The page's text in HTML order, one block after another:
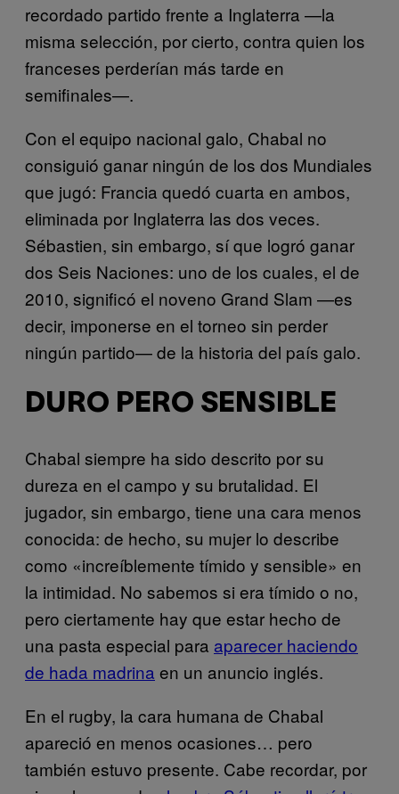
recordado partido frente a Inglaterra —la
misma selección, por cierto, contra quien los
franceses perderían más tarde en
semifinales—.
Con el equipo nacional galo, Chabal no
consiguió ganar ningún de los dos Mundiales
que jugó: Francia quedó cuarta en ambos,
eliminada por Inglaterra las dos veces.
Sébastien, sin embargo, sí que logró ganar
dos Seis Naciones: uno de los cuales, el de
2010, significó el noveno Grand Slam —es
decir, imponerse en el torneo sin perder
ningún partido— de la historia del país galo.
DURO PERO SENSIBLE
Chabal siempre ha sido descrito por su
dureza en el campo y su brutalidad. El
jugador, sin embargo, tiene una cara menos
conocida: de hecho, su mujer lo describe
como «increíblemente tímido y sensible» en
la intimidad. No sabemos si era tímido o no,
pero ciertamente hay que estar hecho de
una pasta especial para aparecer haciendo
de hada madrina en un anuncio inglés.
En el rugby, la cara humana de Chabal
apareció en menos ocasiones… pero
también estuvo presente. Cabe recordar, por